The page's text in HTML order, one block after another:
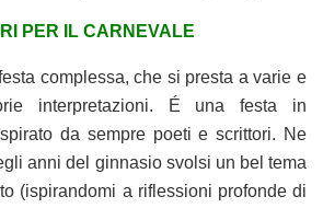
PER IL CARNEVALE
complessa, che si presta a varie e
interpretazioni. É una festa in
da sempre poeti e scrittori. Ne
anni del ginnasio svolsi un bel tema
(ispirandomi a riflessioni profonde di